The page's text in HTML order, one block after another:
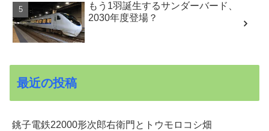
もう1羽誕生するサンダーバード、
2030年度登場？
最近の投稿
銚子電鉄22000形次郎右衛門とトウモロコシ畑